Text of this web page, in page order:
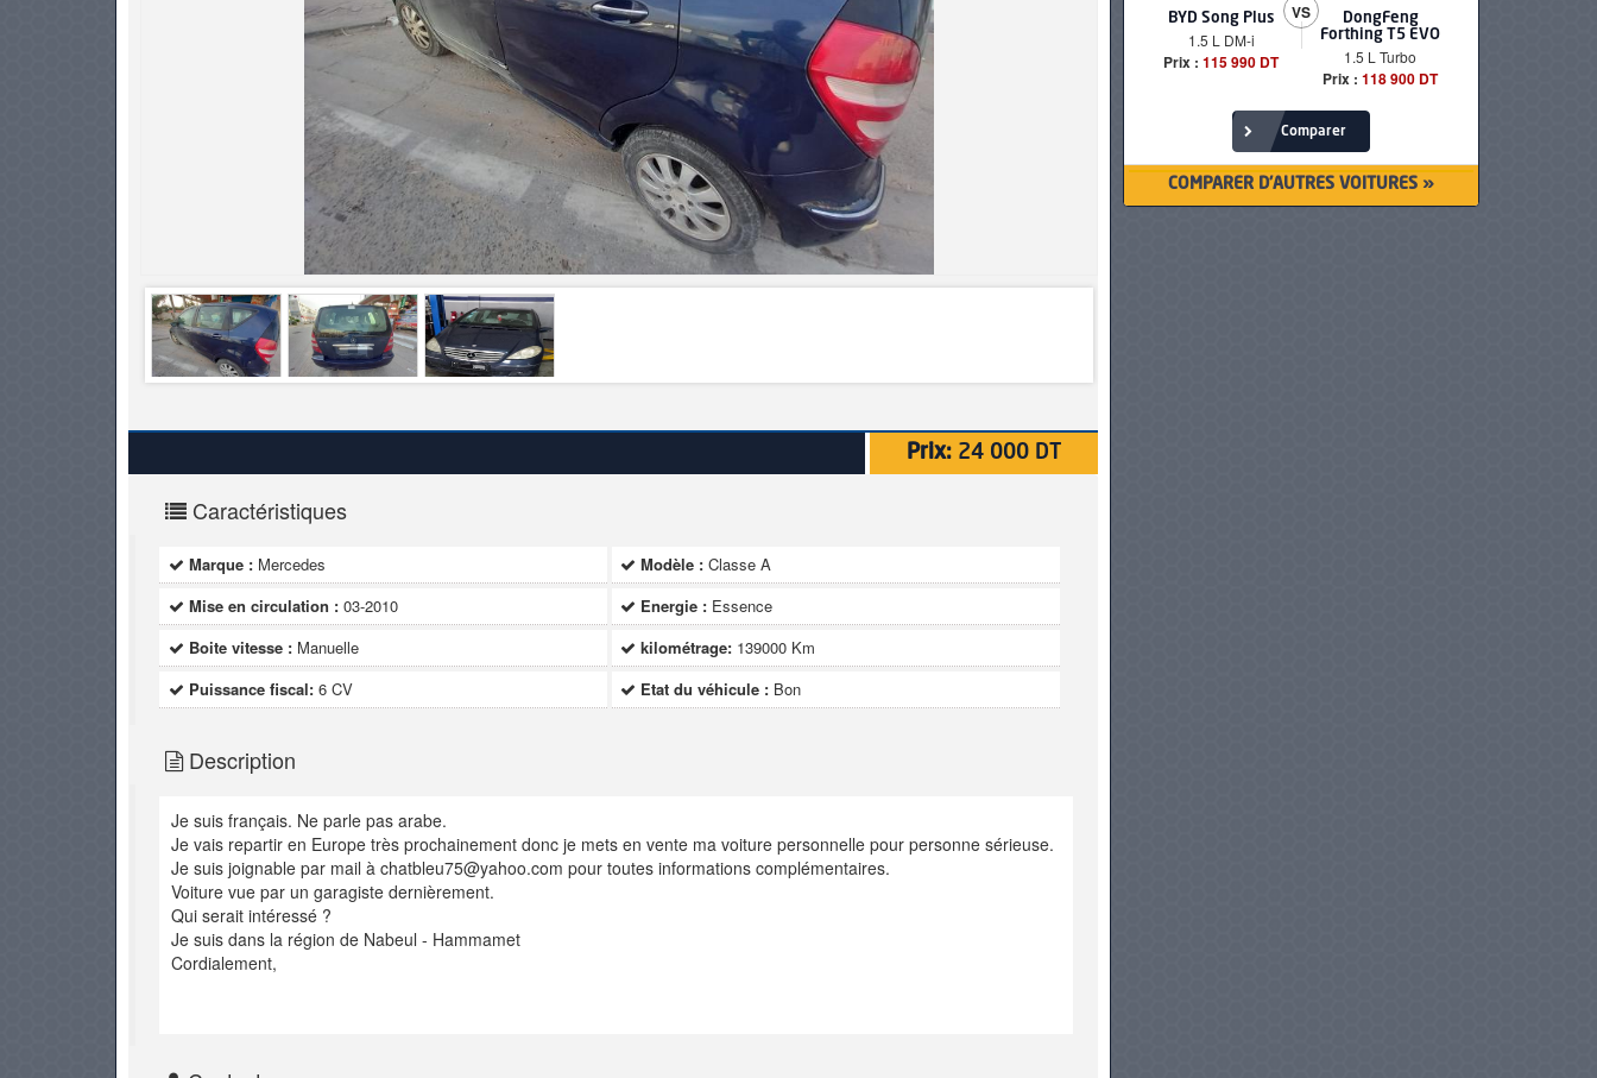
Prix: 24 000 DT
Caractéristiques
Marque : Mercedes Modèle : Classe A
Mise en circulation : 03-2010 Energie : Essence
Boite vitesse : Manuelle kilométrage: 139000 Km
Puissance fiscal: 6 CV Etat du véhicule : Bon
Description
Je suis français. Ne parle pas arabe.
Je vais repartir en Europe très prochainement donc je mets en vente ma voiture personnelle pour personne sérieuse.
Je suis joignable par mail à chatbleu75@yahoo.com pour toutes informations complémentaires.
Voiture vue par un garagiste dernièrement.
Qui serait intéressé ?
Je suis dans la région de Nabeul - Hammamet
Cordialement,
BYD Song Plus
1.5 L DM-i
Prix : 115 990 DT
VS
DongFeng
Forthing T5 EVO
1.5 L Turbo
Prix : 118 900 DT
Comparer
COMPARER D'AUTRES VOITURES »